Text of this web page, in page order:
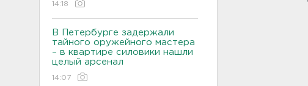
14:18
В Петербурге задержали
тайного оружейного мастера
– в квартире силовики нашли
целый арсенал
14:07